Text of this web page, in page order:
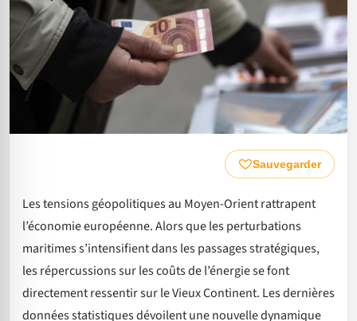
Sauvegarder
Les tensions géopolitiques au Moyen-Orient rattrapent
l’économie européenne. Alors que les perturbations
maritimes s’intensifient dans les passages stratégiques,
les répercussions sur les coûts de l’énergie se font
directement ressentir sur le Vieux Continent. Les dernières
données statistiques dévoilent une nouvelle dynamique